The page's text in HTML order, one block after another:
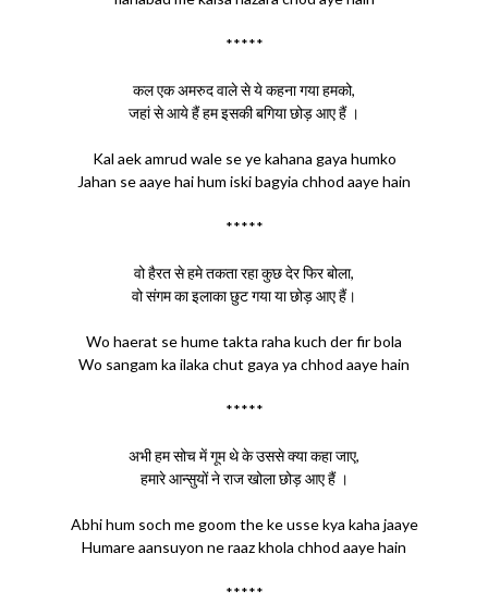
*****
कल एक अमरुद वाले से ये कहना गया हमको,
जहां से आये हैं हम इसकी बगिया छोड़ आए हैं ।
Kal aek amrud wale se ye kahana gaya humko
Jahan se aaye hai hum iski bagyia chhod aaye hain
*****
वो हैरत से हमे तकता रहा कुछ देर फिर बोला,
वो संगम का इलाका छुट गया या छोड़ आए हैं।
Wo haerat se hume takta raha kuch der fir bola
Wo sangam ka ilaka chut gaya ya chhod aaye hain
*****
अभी हम सोच में गूम थे के उससे क्या कहा जाए,
हमारे आन्सुयों ने राज खोला छोड़ आए हैं ।
Abhi hum soch me goom the ke usse kya kaha jaaye
Humare aansuyon ne raaz khola chhod aaye hain
*****